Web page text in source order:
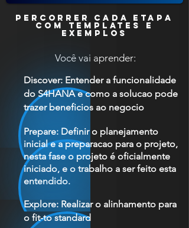
PERCORRER CADA ETAPA
COM TEMPLATES E
EXEMPLOS
Você vai aprender:
Discover: Entender a funcionalidade
do S4HANA e como a solucao pode
trazer beneficios ao negocio
Prepare: Definir o planejamento
inicial e a preparacao para o projeto,
nesta fase o projeto é oficialmente
iniciado, e o trabalho a ser feito esta
entendido.
Explore: Realizar o alinhamento para
o fit-to standard